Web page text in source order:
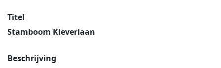
Titel
Stamboom Kleverlaan
Beschrijving